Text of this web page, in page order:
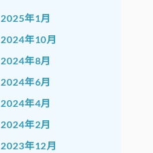
2025年1月
2024年10月
2024年8月
2024年6月
2024年4月
2024年2月
2023年12月